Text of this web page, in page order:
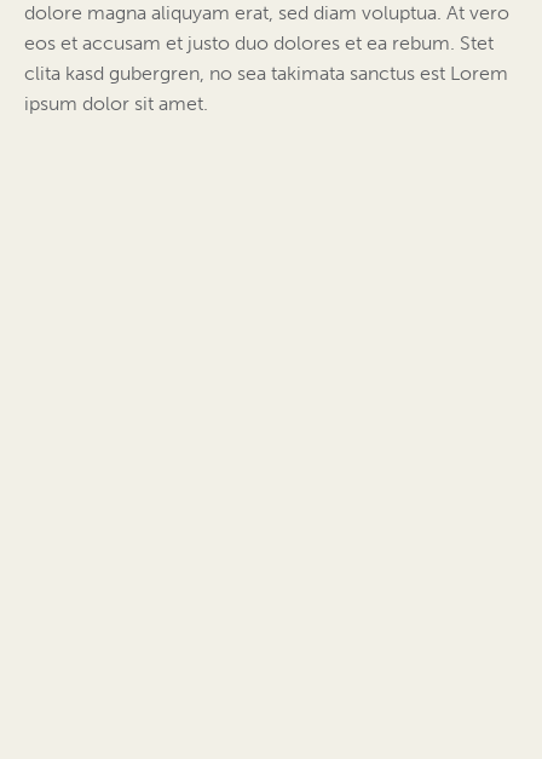
dolore magna aliquyam erat, sed diam voluptua. At vero
eos et accusam et justo duo dolores et ea rebum. Stet
clita kasd gubergren, no sea takimata sanctus est Lorem
ipsum dolor sit amet.